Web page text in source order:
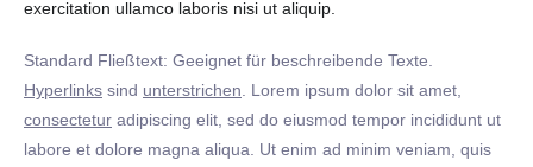
exercitation ullamco laboris nisi ut aliquip.
Standard Fließtext: Geeignet für beschreibende Texte.
Hyperlinks sind unterstrichen . Lorem ipsum dolor sit amet,
consectetur adipiscing elit, sed do eiusmod tempor incididunt ut
labore et dolore magna aliqua. Ut enim ad minim veniam, quis